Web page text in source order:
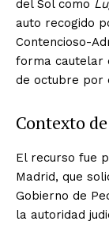
del Sol como
auto recogido
Contencioso-
forma cautelar
de octubre por
Contexto
El recurso fue
Madrid, que
Gobierno de
la autoridad